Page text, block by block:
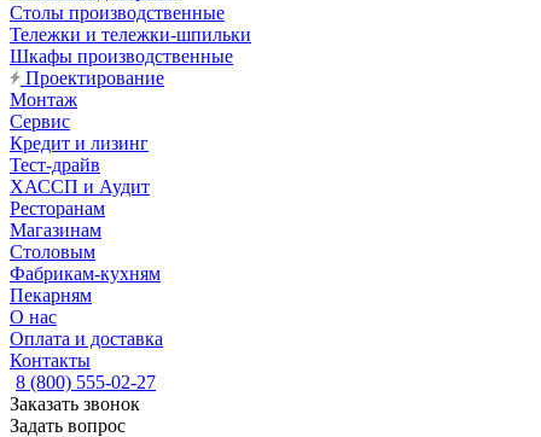
Столы производственные
Тележки и тележки-шпильки
Шкафы производственные
Проектирование
Монтаж
Сервис
Кредит и лизинг
Тест-драйв
ХАССП и Аудит
Ресторанам
Магазинам
Столовым
Фабрикам-кухням
Пекарням
О нас
Оплата и доставка
Контакты
8 (800) 555-02-27
Заказать звонок
Задать вопрос